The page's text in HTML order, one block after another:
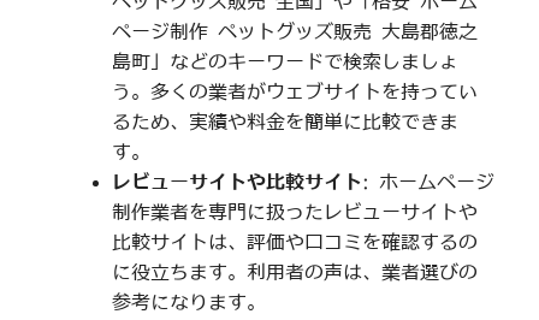
ページ制作 ペットグッズ販売 大島郡徳之
島町」などのキーワードで検索しましょ
う。多くの業者がウェブサイトを持ってい
るため、実績や料金を簡単に比較できま
す。
レビューサイトや比較サイト: ホームページ
制作業者を専門に扱ったレビューサイトや
比較サイトは、評価や口コミを確認するの
に役立ちます。利用者の声は、業者選びの
参考になります。